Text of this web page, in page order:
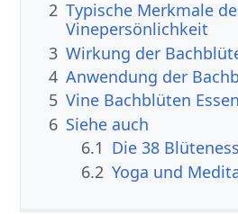
2 Typische Merkmale
Vinepersönlichkeit
3 Wirkung der
4 Anwendung der
5 Vine Bachblüten
6 Siehe auch
6.1 Die 38
6.2 Yoga und